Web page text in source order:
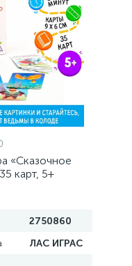
«Сказочное
карт, 5+
2750860
ЛАС ИГРАС